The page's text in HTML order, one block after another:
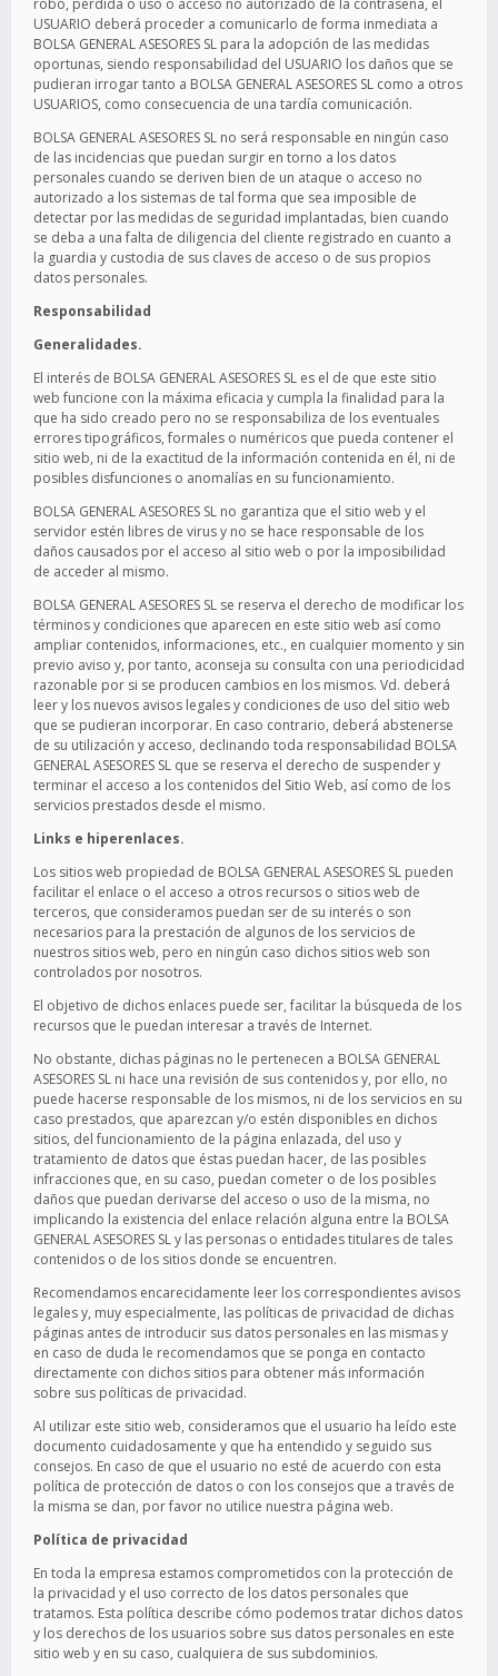
robo, pérdida o uso o acceso no autorizado de la contraseña, el
USUARIO deberá proceder a comunicarlo de forma inmediata a
BOLSA GENERAL ASESORES SL para la adopción de las medidas
oportunas, siendo responsabilidad del USUARIO los daños que se
pudieran irrogar tanto a BOLSA GENERAL ASESORES SL como a otros
USUARIOS, como consecuencia de una tardía comunicación.
BOLSA GENERAL ASESORES SL no será responsable en ningún caso
de las incidencias que puedan surgir en torno a los datos
personales cuando se deriven bien de un ataque o acceso no
autorizado a los sistemas de tal forma que sea imposible de
detectar por las medidas de seguridad implantadas, bien cuando
se deba a una falta de diligencia del cliente registrado en cuanto a
la guardia y custodia de sus claves de acceso o de sus propios
datos personales.
Responsabilidad
Generalidades.
El interés de BOLSA GENERAL ASESORES SL es el de que este sitio
web funcione con la máxima eficacia y cumpla la finalidad para la
que ha sido creado pero no se responsabiliza de los eventuales
errores tipográficos, formales o numéricos que pueda contener el
sitio web, ni de la exactitud de la información contenida en él, ni de
posibles disfunciones o anomalías en su funcionamiento.
BOLSA GENERAL ASESORES SL no garantiza que el sitio web y el
servidor estén libres de virus y no se hace responsable de los
daños causados por el acceso al sitio web o por la imposibilidad
de acceder al mismo.
BOLSA GENERAL ASESORES SL se reserva el derecho de modificar los
términos y condiciones que aparecen en este sitio web así como
ampliar contenidos, informaciones, etc., en cualquier momento y sin
previo aviso y, por tanto, aconseja su consulta con una periodicidad
razonable por si se producen cambios en los mismos. Vd. deberá
leer y los nuevos avisos legales y condiciones de uso del sitio web
que se pudieran incorporar. En caso contrario, deberá abstenerse
de su utilización y acceso, declinando toda responsabilidad BOLSA
GENERAL ASESORES SL que se reserva el derecho de suspender y
terminar el acceso a los contenidos del Sitio Web, así como de los
servicios prestados desde el mismo.
Links e hiperenlaces.
Los sitios web propiedad de BOLSA GENERAL ASESORES SL pueden
facilitar el enlace o el acceso a otros recursos o sitios web de
terceros, que consideramos puedan ser de su interés o son
necesarios para la prestación de algunos de los servicios de
nuestros sitios web, pero en ningún caso dichos sitios web son
controlados por nosotros.
El objetivo de dichos enlaces puede ser, facilitar la búsqueda de los
recursos que le puedan interesar a través de Internet.
No obstante, dichas páginas no le pertenecen a BOLSA GENERAL
ASESORES SL ni hace una revisión de sus contenidos y, por ello, no
puede hacerse responsable de los mismos, ni de los servicios en su
caso prestados, que aparezcan y/o estén disponibles en dichos
sitios, del funcionamiento de la página enlazada, del uso y
tratamiento de datos que éstas puedan hacer, de las posibles
infracciones que, en su caso, puedan cometer o de los posibles
daños que puedan derivarse del acceso o uso de la misma, no
implicando la existencia del enlace relación alguna entre la BOLSA
GENERAL ASESORES SL y las personas o entidades titulares de tales
contenidos o de los sitios donde se encuentren.
Recomendamos encarecidamente leer los correspondientes avisos
legales y, muy especialmente, las políticas de privacidad de dichas
páginas antes de introducir sus datos personales en las mismas y
en caso de duda le recomendamos que se ponga en contacto
directamente con dichos sitios para obtener más información
sobre sus políticas de privacidad.
Al utilizar este sitio web, consideramos que el usuario ha leído este
documento cuidadosamente y que ha entendido y seguido sus
consejos. En caso de que el usuario no esté de acuerdo con esta
política de protección de datos o con los consejos que a través de
la misma se dan, por favor no utilice nuestra página web.
Política de privacidad
En toda la empresa estamos comprometidos con la protección de
la privacidad y el uso correcto de los datos personales que
tratamos. Esta política describe cómo podemos tratar dichos datos
y los derechos de los usuarios sobre sus datos personales en este
sitio web y en su caso, cualquiera de sus subdominios.